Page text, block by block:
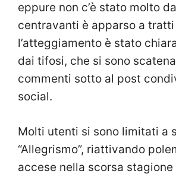
eppure non c’è stato molto
centravanti è apparso a
l’atteggiamento è stato
dai tifosi, che si sono
commenti sotto al post
social.
Molti utenti si sono limitati a
“Allegrismo”, riattivando
accese nella scorsa